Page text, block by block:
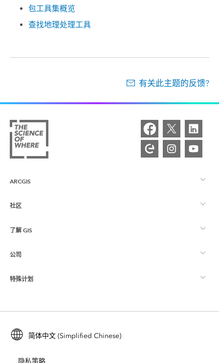
包工具集概览
查找地理处理工具
有关此主题的反馈?
ARCGIS
ArcGIS 概览
制图
社区
Esri 社区
ArcGIS 博客
Esri 年轻专家关系网
了解 GIS
什么是 GIS？
位置智能
培训
ArcUser
公司
关于 Esri
招贤纳士
特殊计划
ArcGIS for Student Use
保护
简体中文 (Simplified Chinese)